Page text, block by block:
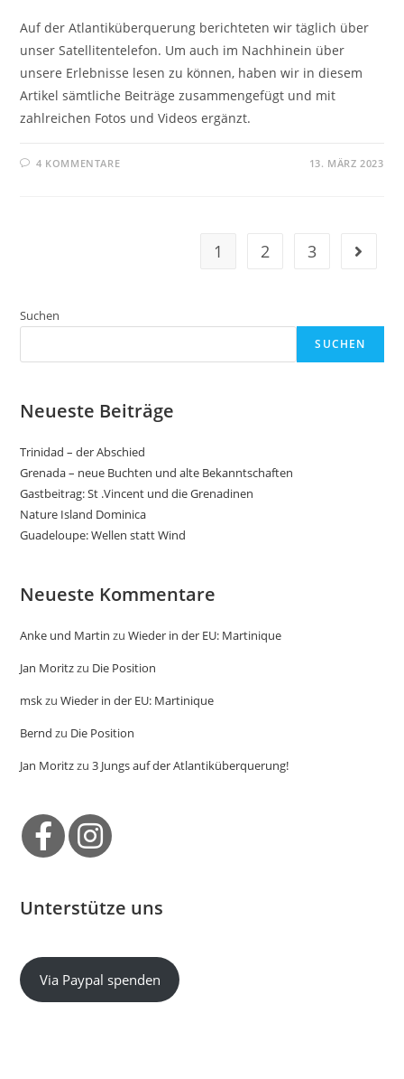
Auf der Atlantiküberquerung berichteten wir täglich über
unser Satellitentelefon. Um auch im Nachhinein über
unsere Erlebnisse lesen zu können, haben wir in diesem
Artikel sämtliche Beiträge zusammengefügt und mit
zahlreichen Fotos und Videos ergänzt.
4 KOMMENTARE 13. MÄRZ 2023
1 2 3 Gehe
Suchen
SUCHEN
Neueste Beiträge
Trinidad – der Abschied
Grenada – neue Buchten und alte Bekanntschaften
Gastbeitrag: St .Vincent und die Grenadinen
Nature Island Dominica
Guadeloupe: Wellen statt Wind
Neueste Kommentare
Anke und Martin zuWieder in der EU: Martinique
Jan Moritzzu Die Position
mskzuWieder in der EU: Martinique
Bernd zu Die Position
Jan Moritzzu3 Jungs auf der Atlantiküberquerung!
Unterstütze uns
Via Paypal spenden